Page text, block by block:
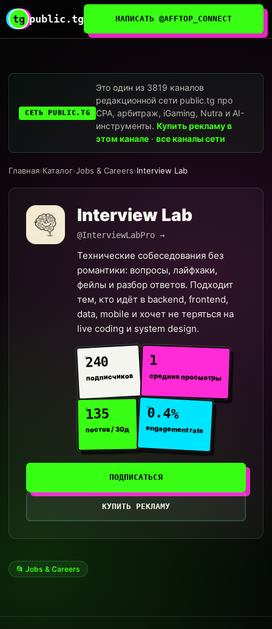
tg public.tg НАПИСАТЬ @AFFTOP_CONNECT
СЕТЬ PUBLIC.TG
Это один из 3819 каналов
редакционной сети public.tg про
CPA, арбитраж, iGaming, Nutra и AI-
инструменты.Купить рекламу в
этом канале ·все каналы сети
Главная›Каталог›Jobs & Careers›Interview Lab
Interview Lab
@InterviewLabPro →
Технические собеседования без
романтики: вопросы, лайфхаки,
фейлы и разбор ответов. Подходит
тем, кто идёт в backend, frontend,
data, mobile и хочет не теряться на
live coding и system design.
240
подписчиков
1
средние просмотры
135
постов / 30д
0.4%
engagement rate
ПОДПИСАТЬСЯ
КУПИТЬ РЕКЛАМУ
📂 Jobs & Careers